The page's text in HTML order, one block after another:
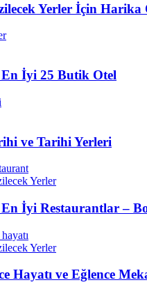
Yerler İçin Harika
İyi 25 Butik Otel
ve Tarihi Yerleri
Yerler
İyi Restaurantlar –
Yerler
Hayatı ve Eğlence